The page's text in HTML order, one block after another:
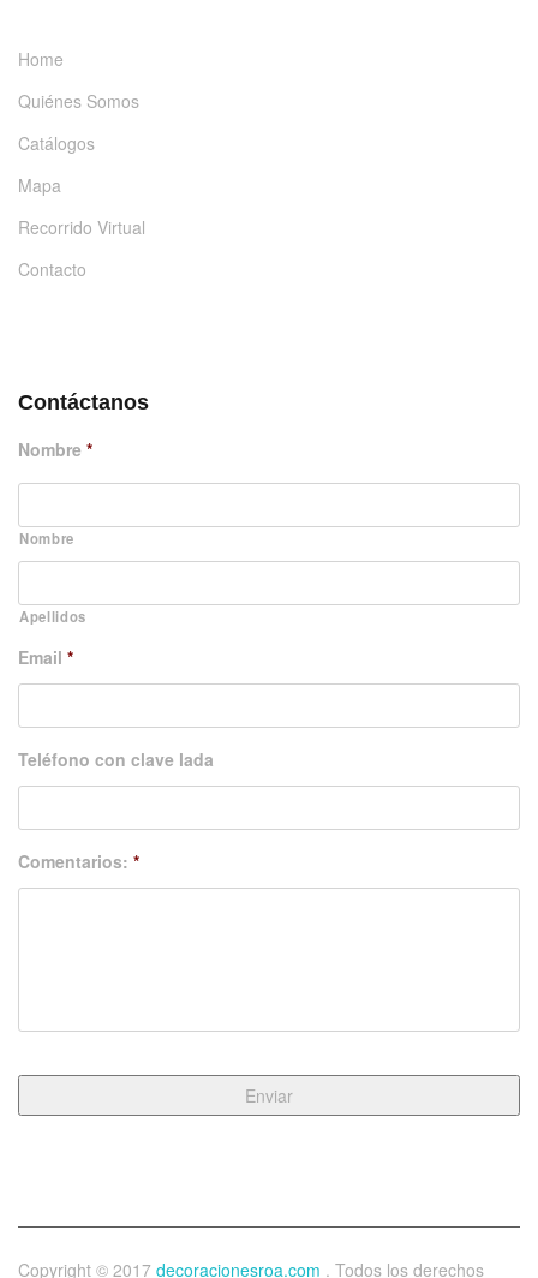
Home
Quiénes Somos
Catálogos
Mapa
Recorrido Virtual
Contacto
Contáctanos
Nombre *
Nombre
Apellidos
Email *
Teléfono con clave lada
Comentarios: *
Copyright © 2017 decoracionesroa.com . Todos los derechos